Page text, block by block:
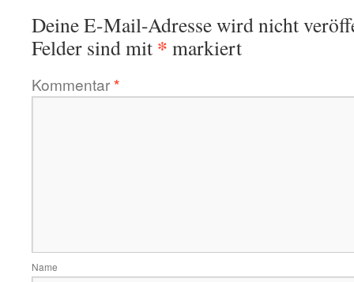
Deine E-Mail-Adresse wird nicht
Felder sind mit * markiert
Kommentar*
Name